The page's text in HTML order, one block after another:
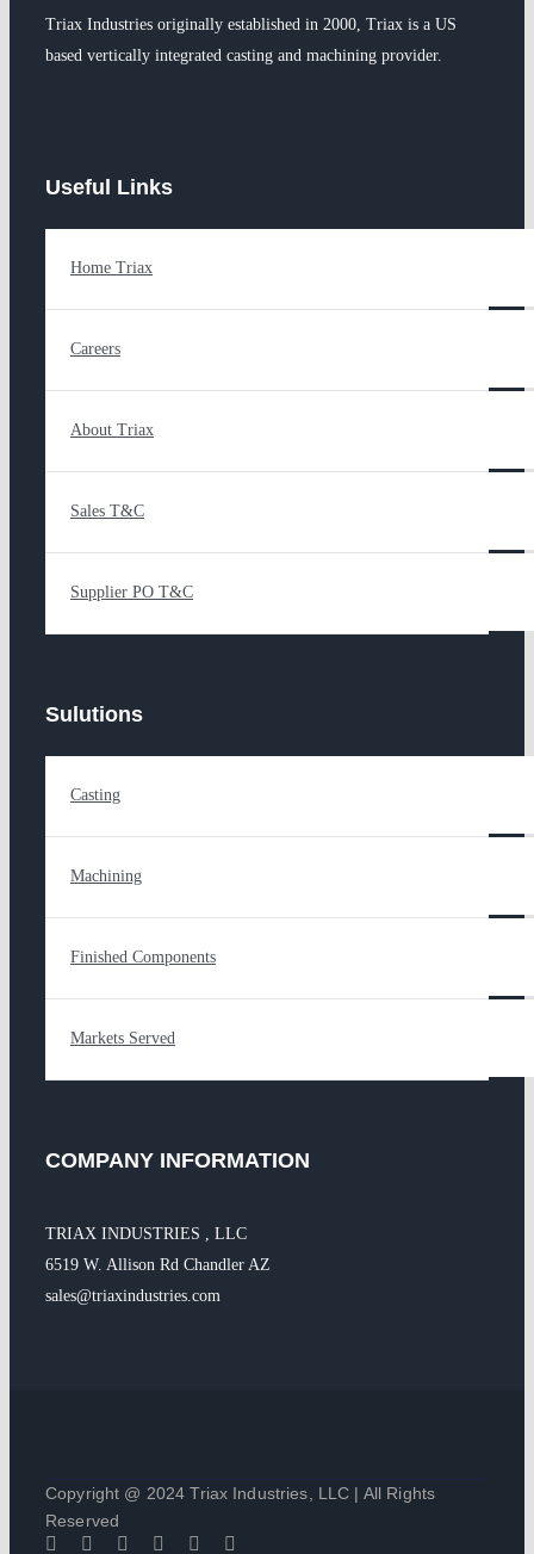
Triax Industries originally established in 2000, Triax is a US
based vertically integrated casting and machining provider.
Useful Links
Home Triax
Careers
About Triax
Sales T&C
Supplier PO T&C
Sulutions
Casting
Machining
Finished Components
Markets Served
COMPANY INFORMATION
TRIAX INDUSTRIES , LLC
6519 W. Allison Rd Chandler AZ
sales@triaxindustries.com
Copyright @ 2024 Triax Industries, LLC | All Rights
Reserved